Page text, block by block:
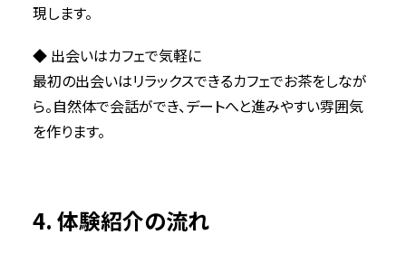
現します。
◆ 出会いはカフェで気軽に
最初の出会いはリラックスできるカフェでお茶をしなが
ら。自然体で会話ができ、デートへと進みやすい雰囲気
を作ります。
4. 体験紹介の流れ